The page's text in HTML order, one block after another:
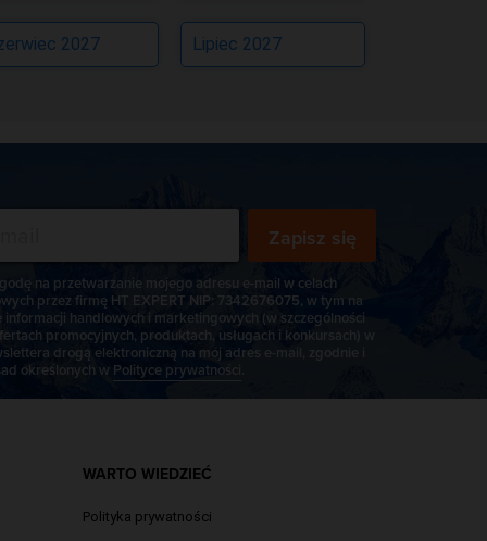
2027 Lipiec 2027
Zapisz się
na przetwarzanie mojego adresu e-mail w celach
przez firmę HT EXPERT NIP: 7342676075, w tym na
informacji handlowych i marketingowych (w szczególności
promocyjnych, produktach, usługach i konkursach) w
drogą elektroniczną na mój adres e-mail, zgodnie i
określonych w Polityce prywatności
WARTO WIEDZIEĆ
Polityka prywatności